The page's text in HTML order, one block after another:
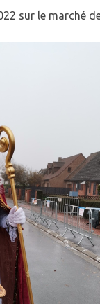
sur le marché